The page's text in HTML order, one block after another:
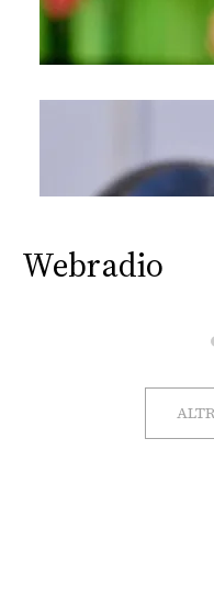
Webradio